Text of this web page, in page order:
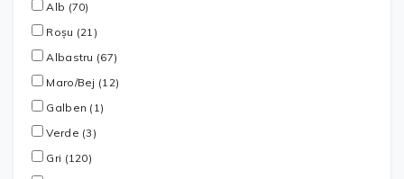
Alb (70)
Roșu (21)
Albastru (67)
Maro/Bej (12)
Galben (1)
Verde (3)
Gri (120)